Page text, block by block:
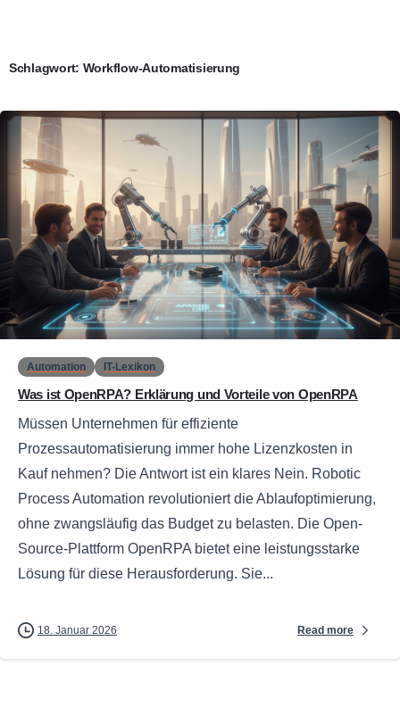
Schlagwort: Workflow-Automatisierung
Automation IT-Lexikon
Was ist OpenRPA? Erklärung und Vorteile von OpenRPA
Müssen Unternehmen für effiziente
Prozessautomatisierung immer hohe Lizenzkosten in
Kauf nehmen? Die Antwort ist ein klares Nein. Robotic
Process Automation revolutioniert die Ablaufoptimierung,
ohne zwangsläufig das Budget zu belasten. Die Open-
Source-Plattform OpenRPA bietet eine leistungsstarke
Lösung für diese Herausforderung. Sie...
18. Januar 2026 Read more